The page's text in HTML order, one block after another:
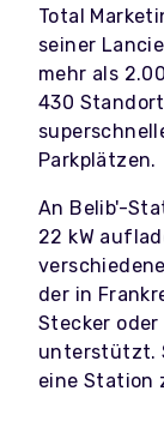
Total
seiner
mehr als
430
Parkplätzen.
An Belib'-
22 kW
der in
Stecker oder
unterstützt.
eine Station